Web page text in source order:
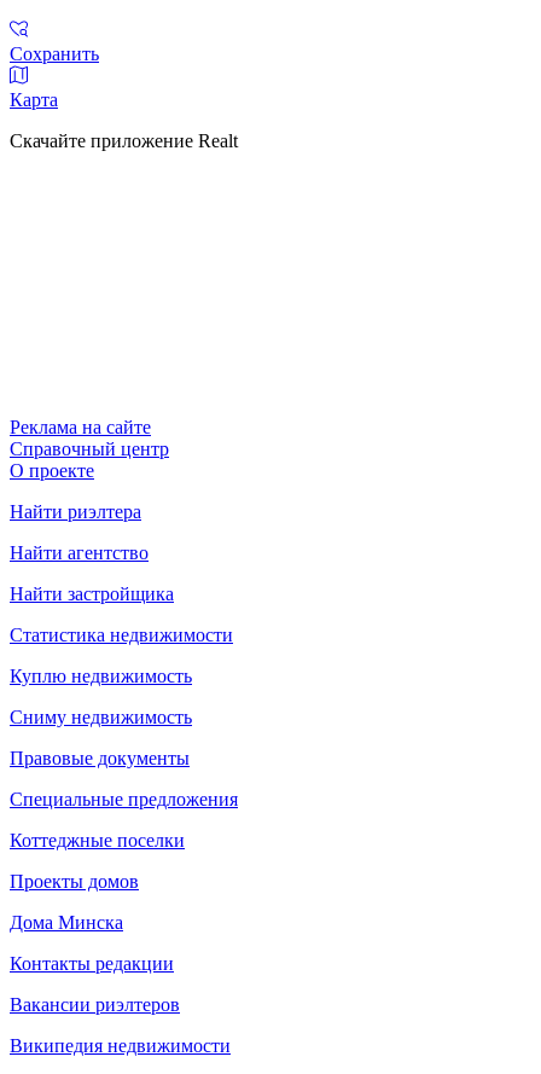
Сохранить
Карта
Скачайте приложение Realt
Реклама на сайте
Справочный центр
О проекте
Найти риэлтера
Найти агентство
Найти застройщика
Статистика недвижимости
Куплю недвижимость
Сниму недвижимость
Правовые документы
Специальные предложения
Коттеджные поселки
Проекты домов
Дома Минска
Контакты редакции
Вакансии риэлтеров
Википедия недвижимости